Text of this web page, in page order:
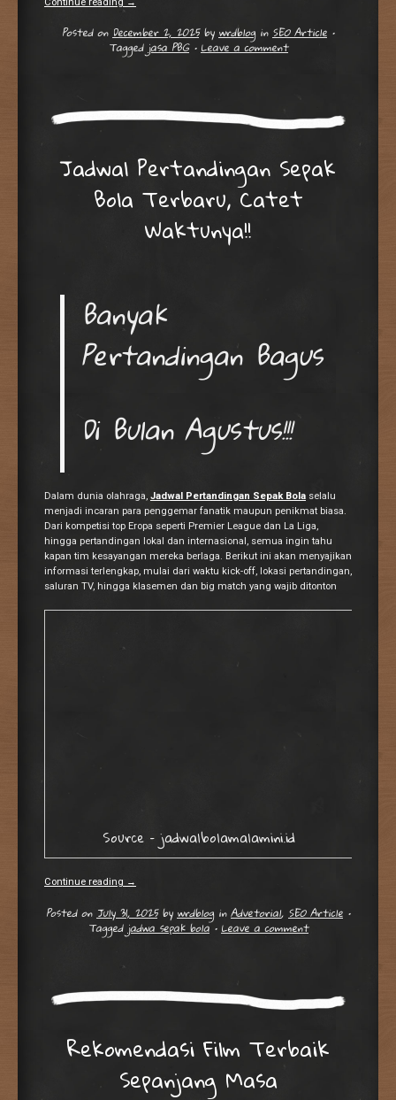
Posted onDecember 2, 2025bywrdblog inSEO Article •
Taggedjasa PBG •Leave a comment
Jadwal Pertandingan Sepak
Bola Terbaru, Catet
Waktunya!!
Banyak
Pertandingan Bagus
Di Bulan Agustus!!!
Dalam dunia olahraga, Jadwal Pertandingan Sepak Bola selalu
menjadi incaran para penggemar fanatik maupun penikmat biasa.
Dari kompetisi top Eropa seperti Premier League dan La Liga,
hingga pertandingan lokal dan internasional, semua ingin tahu
kapan tim kesayangan mereka berlaga. Berikut ini akan menyajikan
informasi terlengkap, mulai dari waktu kick-off, lokasi pertandingan,
saluran TV, hingga klasemen dan big match yang wajib ditonton
Source – jadwalbolamalamini.id
Continue reading →
Posted on July 31, 2025by wrdblog inAdvetorial, SEO Article •
Tagged jadwa sepak bola • Leave a comment
Rekomendasi Film Terbaik
Sepanjang Masa